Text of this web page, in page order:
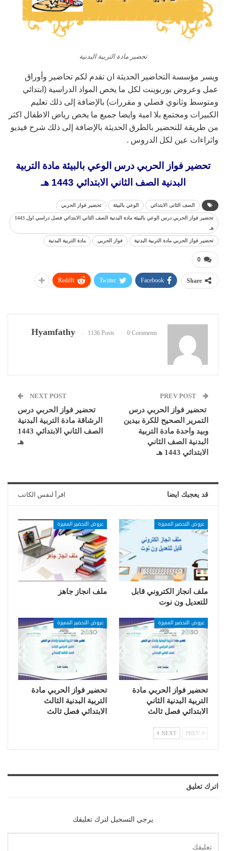
تحضير مادة التربية البدنية
ويسر مؤسسة التحاضير الحديثة ان تقدم لكم تحاضير وأوراق
عمل وعروض بوربوينت لكل ما يخص المواد الدراسية (ابتدائي
ومتوسط وثانوي فصلي و مقررات) بالإضافة إلى ذلك تعليم
الكبيرات ومجتمع بلا امية وايضا جميع ما يخص رياض الاطفال اكثر
من طريقة للتحضير بالطرق الحديثة بالإضافة إلى ذلك شرح فيديو
واثراءات عين لكل الدروس .
تحضير فواز الحربي درس الوعي بالبيئة مادة التربية
البدنية الصف الثاني الابتدائي 1443 هـ
الصف الثانى الابتدائي الوعي بالبيئة تحضير فواز الحربي
تحضير فواز الحربي درس الوعي بالبيئة مادة البدنية الصف الثاني الابتدائي فصل دراسي اول 1443
هـ
تحضير فواز الحربي مادة التربية البدنية فواز الحربي مادة التربية البدنية
0
Share
Facebook
Twitter
ReddIt
Hyamfathy 1136 Posts 0 Comments
تحضير فواز الحربي درس
التمرير الصحيح للكرة بيدين
وبيد واحدة مادة التربية
البدنية الصف الثاني
الابتدائي 1443 هـ
NEXT POST
تحضير فواز الحربي درس
الرشاقة مادة التربية البدنية
الصف الثاني الابتدائي 1443
هـ
قد يعجبك ايضا اقرأ لنفس الكاتب
عروض التحضير المميزة
ملف انجاز الكتروني قابل
للتعديل ون نوت
عروض التحضير المميزة
ملف انجاز جاهز
عروض التحضير المميزة
تحضير فواز الحربي مادة
التربية البدنية الثاني
الابتدائي فصل ثالث
عروض التحضير المميزة
تحضير فواز الحربي مادة
التربية البدنية الثالث
الابتدائي فصل ثالث
NEXT
اترك تعليق
يرجي التسجيل لترك تعليقك